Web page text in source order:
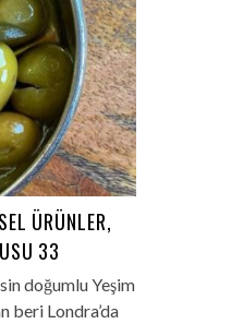
ÜRÜNLER,
33
doğumlu Yeşim
beri Londra’da